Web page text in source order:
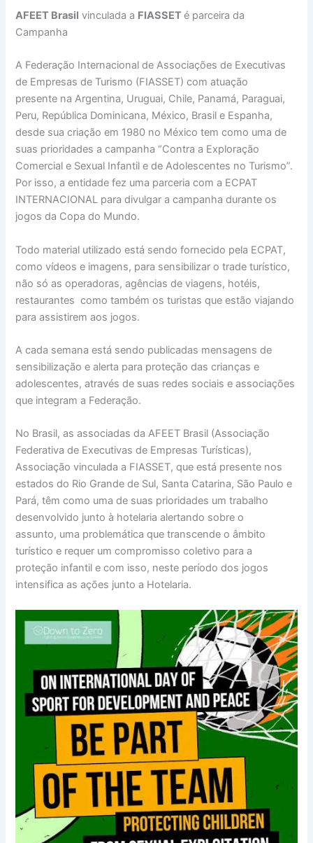
AFEET Brasil vinculada a FIASSETé parceira da
Campanha
A Federação Internacional de Associações de Executivas
de Empresas de Turismo (FIASSET) com atuação
presente na Argentina, Uruguai, Chile, Panamá, Paraguai,
Peru, República Dominicana, México, Brasil e Espanha,
desde sua criação em 1980 no México tem como uma de
suas prioridades a campanha “Contra a Exploração
Comercial e Sexual Infantil e de Adolescentes no Turismo”.
Por isso, a entidade fez uma parceria com a ECPAT
INTERNACIONAL para divulgar a campanha durante os
jogos da Copa do Mundo.
Todo material utilizado está sendo fornecido pela ECPAT,
como vídeos e imagens, para sensibilizar o trade turístico,
não só as operadoras, agências de viagens, hotéis,
restaurantes como também os turistas que estão viajando
para assistirem aos jogos.
A cada semana está sendo publicadas mensagens de
sensibilização e alerta para proteção das crianças e
adolescentes, através de suas redes sociais e associações
que integram a Federação.
No Brasil, as associadas da AFEET Brasil (Associação
Federativa de Executivas de Empresas Turísticas),
Associação vinculada a FIASSET, que está presente nos
estados do Rio Grande de Sul, Santa Catarina, São Paulo e
Pará, têm como uma de suas prioridades um trabalho
desenvolvido junto à hotelaria alertando sobre o
assunto, uma problemática que transcende o âmbito
turístico e requer um compromisso coletivo para a
proteção infantil e com isso, neste período dos jogos
intensifica as ações junto a Hotelaria.